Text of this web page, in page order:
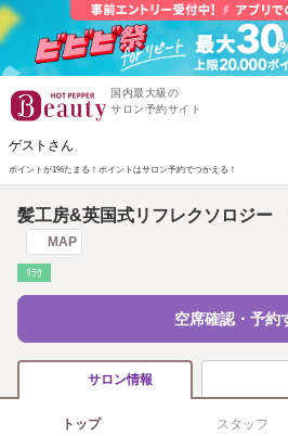
国内最大級の
サロン予約サイト
ゲストさん
ポイントが1%たまる！ ポイントはサロン予約でつかえる！
髪工房&英国式リフレクソロジー
MAP
ﾘﾗｸ
空席確認・予約
サロン情報
トップ スタッフ